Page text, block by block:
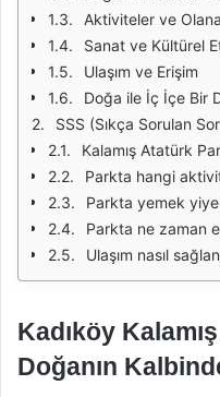
Aktiviteler ve
Sanat ve Kültürel
Ulaşım ve Erişim
Doğa ile İç İçe Bir
SSS (Sıkça Sorulan
Kalamış Atatürk
Parkta hangi
Parkta yemek
Parkta ne zaman
Ulaşım nasıl
Kadıköy
Doğanın